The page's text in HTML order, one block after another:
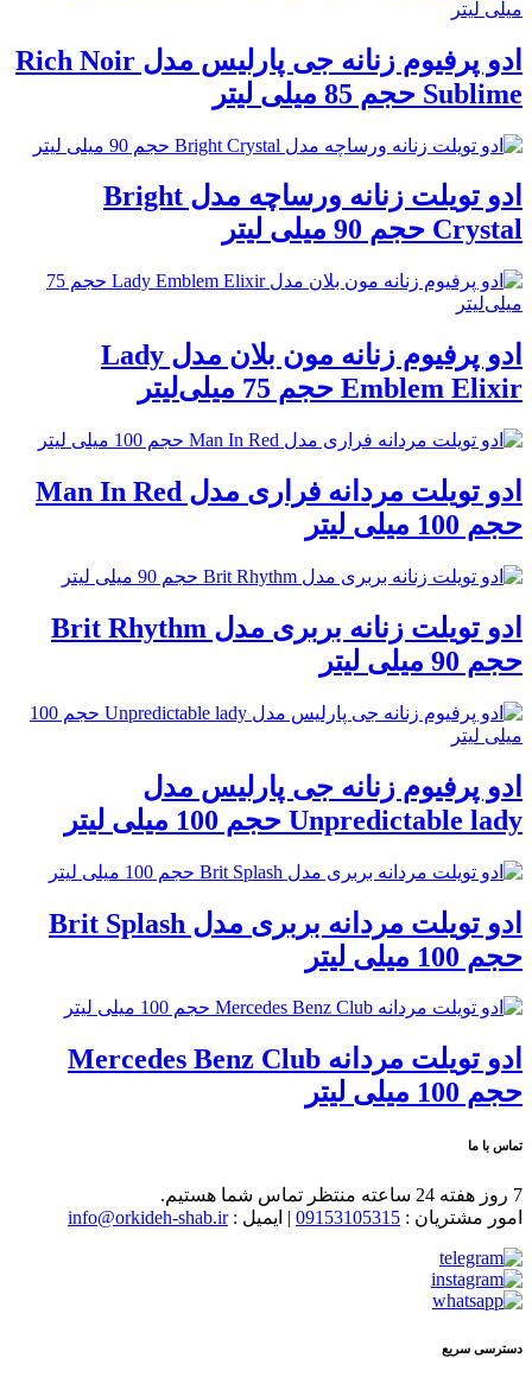
ادو پرفیوم زنانه جی پارلیس مدل Rich Noir
Sublime حجم 85 میلی لیتر
ادو تویلت زنانه ورساچه مدل Bright
Crystal حجم 90 میلی لیتر
ادو پرفیوم زنانه مون بلان مدل Lady
Emblem Elixir حجم 75 میلی‌لیتر
ادو تویلت مردانه فراری مدل Man In Red
حجم 100 میلی لیتر
ادو تویلت زنانه بربری مدل Brit Rhythm
حجم 90 میلی لیتر
ادو پرفیوم زنانه جی پارلیس مدل
Unpredictable lady حجم 100 میلی لیتر
ادو تویلت مردانه بربری مدل Brit Splash
حجم 100 میلی لیتر
ادو تویلت مردانه Mercedes Benz Club
حجم 100 میلی لیتر
تماس با ما
7 روز هفته 24 ساعته منتظر تماس شما هستیم.
امور مشتریان : 09153105315 | ایمیل :info@orkideh-shab.ir
دسترسی سریع